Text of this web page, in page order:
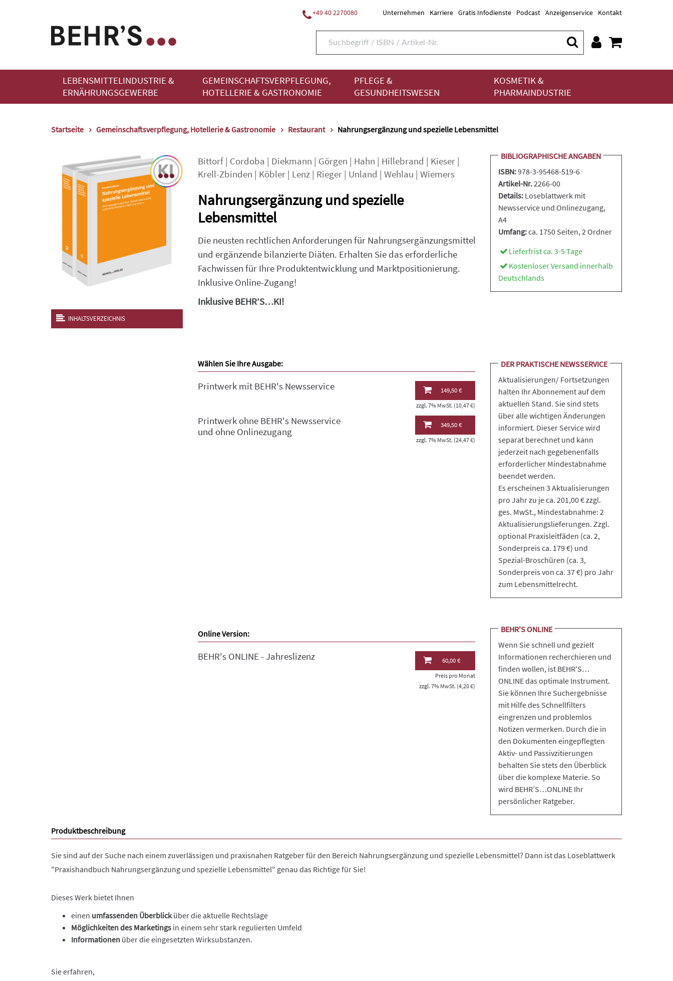
+49 40 2270080 Unternehmen Karriere Gratis Infodienste Podcast Anzeigenservice Kontakt
LEBENSMITTELINDUSTRIE &
ERNÄHRUNGSGEWERBE
GEMEINSCHAFTSVERPFLEGUNG,
HOTELLERIE & GASTRONOMIE
PFLEGE &
GESUNDHEITSWESEN
KOSMETIK &
PHARMAINDUSTRIE
Startseite Gemeinschaftsverpflegung, Hotellerie & Gastronomie Restaurant Nahrungsergänzung und spezielle Lebensmittel
INHALTSVERZEICHNIS
Bittorf| Cordoba | Diekmann | Görgen | Hahn | Hillebrand | Kieser|
Krell-Zbinden | Köbler| Lenz| Rieger| Unland | Wehlau | Wiemers
Nahrungsergänzung und spezielle
Lebensmittel
Die neusten rechtlichen Anforderungen für Nahrungsergänzungsmittel
und ergänzende bilanzierte Diäten. Erhalten Sie das erforderliche
Fachwissen für Ihre Produktentwicklung und Marktpositionierung.
Inklusive Online-Zugang!
Inklusive BEHR’S…KI!
BIBLIOGRAPHISCHE ANGABEN
ISBN:978-3-95468-519-6
Artikel-Nr.2266-00
Details: Loseblattwerk mit
Newsservice und Onlinezugang,
A4
Umfang:ca. 1750 Seiten, 2 Ordner
Lieferfrist ca. 3-5 Tage
Kostenloser Versand innerhalb
Deutschlands
Wählen Sie Ihre Ausgabe:
Printwerk mit BEHR's Newsservice 149,50 €
zzgl. 7% MwSt. (10,47 €)
Printwerk ohne BEHR's Newsservice
und ohne Onlinezugang
349,50 €
zzgl. 7% MwSt. (24,47 €)
DER PRAKTISCHE NEWSSERVICE
Aktualisierungen/ Fortsetzungen
halten Ihr Abonnement auf dem
aktuellen Stand. Sie sind stets
über alle wichtigen Änderungen
informiert. Dieser Service wird
separat berechnet und kann
jederzeit nach gegebenenfalls
erforderlicher Mindestabnahme
beendet werden.
Es erscheinen 3 Aktualisierungen
pro Jahr zu je ca. 201,00 € zzgl.
ges. MwSt., Mindestabnahme: 2
Aktualisierungslieferungen. Zzgl.
optional Praxisleitfäden (ca. 2,
Sonderpreis ca. 179 €) und
Spezial-Broschüren (ca. 3,
Sonderpreis von ca. 37 €) pro Jahr
zum Lebensmittelrecht.
Online Version:
BEHR's ONLINE - Jahreslizenz 60,00 €
Preis pro Monat
zzgl. 7% MwSt. (4,20 €)
BEHR'S ONLINE
Wenn Sie schnell und gezielt
Informationen recherchieren und
finden wollen, ist BEHR'S…
ONLINE das optimale Instrument.
Sie können Ihre Suchergebnisse
mit Hilfe des Schnellfilters
eingrenzen und problemlos
Notizen vermerken. Durch die in
den Dokumenten eingepflegten
Aktiv- und Passivzitierungen
behalten Sie stets den Überblick
über die komplexe Materie. So
wird BEHR’S…ONLINE Ihr
persönlicher Ratgeber.
Produktbeschreibung
Sie sind auf der Suche nach einem zuverlässigen und praxisnahen Ratgeber für den Bereich Nahrungsergänzung und spezielle Lebensmittel? Dann ist das Loseblattwerk
"Praxishandbuch Nahrungsergänzung und spezielle Lebensmittel" genau das Richtige für Sie!
Dieses Werk bietet Ihnen
einen umfassenden Überblicküber die aktuelle Rechtslage
Möglichkeiten des Marketings in einem sehr stark regulierten Umfeld
Informationen über die eingesetzten Wirksubstanzen.
Sie erfahren,